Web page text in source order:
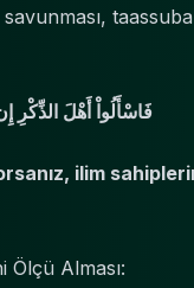
فَاسْأَلُواْ أَهْلَ الذِّكْرِ
ilim
Ölçü Alması: